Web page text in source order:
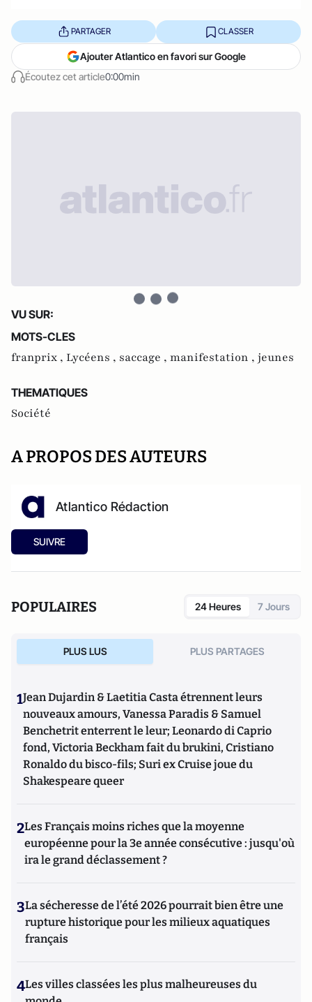
Écoutez cet article0:00min
PARTAGER CLASSER
Ajouter Atlantico en favori sur Google
VU SUR:
MOTS-CLES
franprix , Lycéens , saccage , manifestation , jeunes
THEMATIQUES
Société
A PROPOS DES AUTEURS
Atlantico Rédaction
SUIVRE
POPULAIRES 24 Heures 7 Jours
PLUS LUS PLUS PARTAGES
1Jean Dujardin & Laetitia Casta étrennent leurs
nouveaux amours, Vanessa Paradis & Samuel
Benchetrit enterrent le leur; Leonardo di Caprio
fond, Victoria Beckham fait du brukini, Cristiano
Ronaldo du bisco-fils; Suri ex Cruise joue du
Shakespeare queer
2Les Français moins riches que la moyenne
européenne pour la 3e année consécutive : jusqu'où
ira le grand déclassement ?
3La sécheresse de l’été 2026 pourrait bien être une
rupture historique pour les milieux aquatiques
français
4Les villes classées les plus malheureuses du